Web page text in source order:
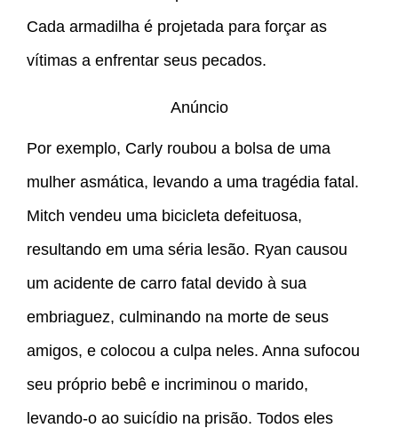
Cada armadilha é projetada para forçar as
vítimas a enfrentar seus pecados.
Anúncio
Por exemplo, Carly roubou a bolsa de uma
mulher asmática, levando a uma tragédia fatal.
Mitch vendeu uma bicicleta defeituosa,
resultando em uma séria lesão. Ryan causou
um acidente de carro fatal devido à sua
embriaguez, culminando na morte de seus
amigos, e colocou a culpa neles. Anna sufocou
seu próprio bebê e incriminou o marido,
levando-o ao suicídio na prisão. Todos eles